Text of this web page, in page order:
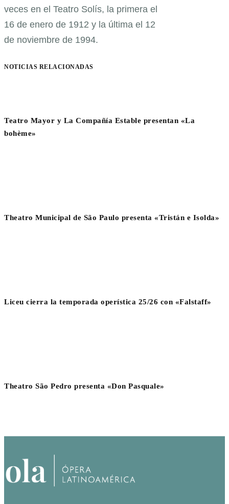
veces en el Teatro Solís, la primera el
16 de enero de 1912 y la última el 12
de noviembre de 1994.
NOTICIAS RELACIONADAS
Teatro Mayor y La Compañía Estable presentan «La
bohème»
Theatro Municipal de São Paulo presenta «Tristán e Isolda»
Liceu cierra la temporada operística 25/26 con «Falstaff»
Theatro São Pedro presenta «Don Pasquale»